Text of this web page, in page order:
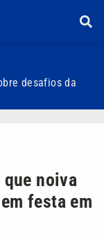
desafios da
noiva
festa em